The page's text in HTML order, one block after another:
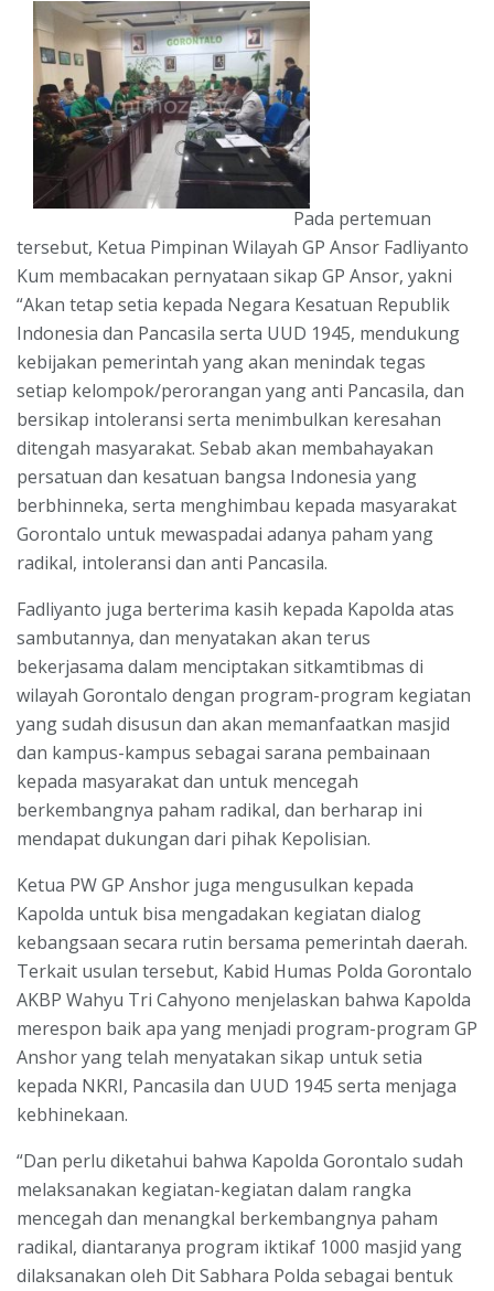
Pada pertemuan
tersebut, Ketua Pimpinan Wilayah GP Ansor Fadliyanto
Kum membacakan pernyataan sikap GP Ansor, yakni
“Akan tetap setia kepada Negara Kesatuan Republik
Indonesia dan Pancasila serta UUD 1945, mendukung
kebijakan pemerintah yang akan menindak tegas
setiap kelompok/perorangan yang anti Pancasila, dan
bersikap intoleransi serta menimbulkan keresahan
ditengah masyarakat. Sebab akan membahayakan
persatuan dan kesatuan bangsa Indonesia yang
berbhinneka, serta menghimbau kepada masyarakat
Gorontalo untuk mewaspadai adanya paham yang
radikal, intoleransi dan anti Pancasila.
Fadliyanto juga berterima kasih kepada Kapolda atas
sambutannya, dan menyatakan akan terus
bekerjasama dalam menciptakan sitkamtibmas di
wilayah Gorontalo dengan program-program kegiatan
yang sudah disusun dan akan memanfaatkan masjid
dan kampus-kampus sebagai sarana pembainaan
kepada masyarakat dan untuk mencegah
berkembangnya paham radikal, dan berharap ini
mendapat dukungan dari pihak Kepolisian.
Ketua PW GP Anshor juga mengusulkan kepada
Kapolda untuk bisa mengadakan kegiatan dialog
kebangsaan secara rutin bersama pemerintah daerah.
Terkait usulan tersebut, Kabid Humas Polda Gorontalo
AKBP Wahyu Tri Cahyono menjelaskan bahwa Kapolda
merespon baik apa yang menjadi program-program GP
Anshor yang telah menyatakan sikap untuk setia
kepada NKRI, Pancasila dan UUD 1945 serta menjaga
kebhinekaan.
“Dan perlu diketahui bahwa Kapolda Gorontalo sudah
melaksanakan kegiatan-kegiatan dalam rangka
mencegah dan menangkal berkembangnya paham
radikal, diantaranya program iktikaf 1000 masjid yang
dilaksanakan oleh Dit Sabhara Polda sebagai bentuk